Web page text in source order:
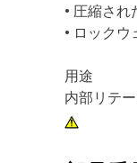
• 圧縮さ
• ロックウ
用途
内部リテ